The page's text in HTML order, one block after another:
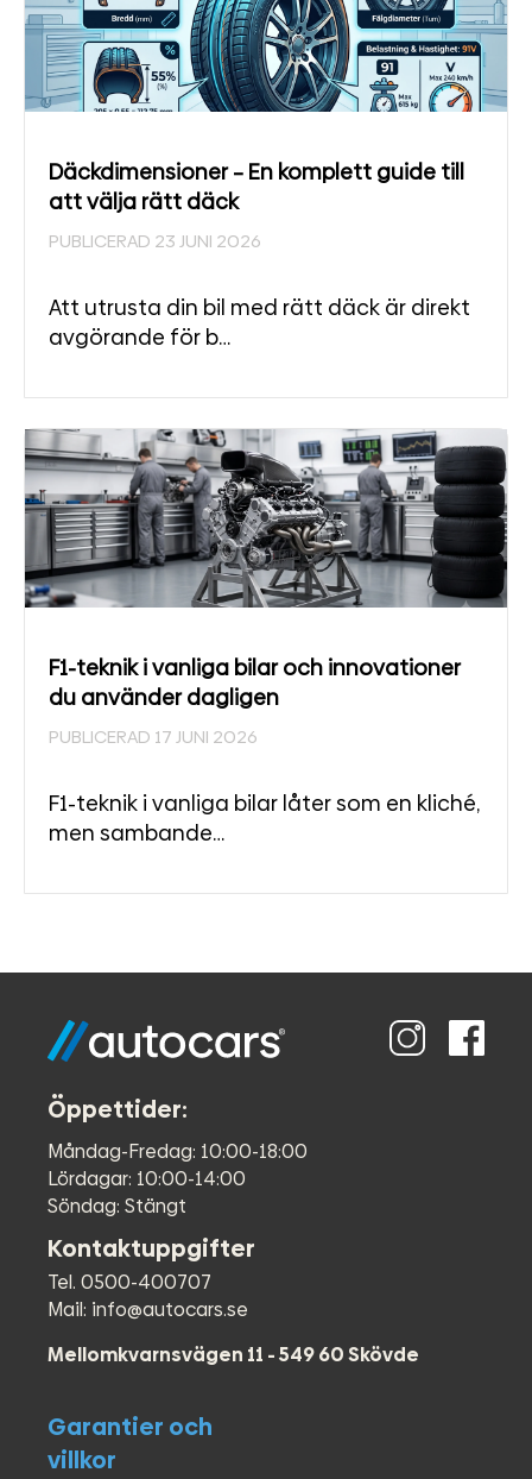
Däckdimensioner – En komplett guide till
att välja rätt däck
PUBLICERAD 23 JUNI 2026
Att utrusta din bil med rätt däck är direkt
avgörande för b…
F1-teknik i vanliga bilar och innovationer
du använder dagligen
PUBLICERAD 17 JUNI 2026
F1-teknik i vanliga bilar låter som en kliché,
men sambande…
Öppettider:
Måndag-Fredag: 10:00-18:00
Lördagar: 10:00-14:00
Söndag: Stängt
Kontaktuppgifter
Tel. 0500-400707
Mail: info@autocars.se
Mellomkvarnsvägen 11 - 549 60 Skövde
Garantier och
villkor